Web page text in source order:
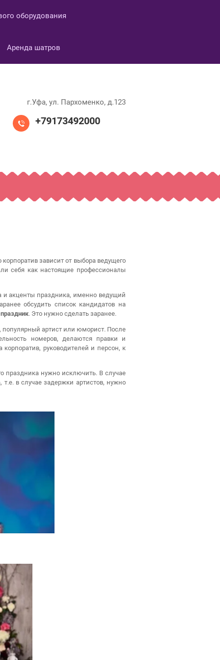
оборудования
Аренда шатров
г.Уфа, ул. Пархоменко, д.123
+79173492000
зависит от выбора ведущего
себя как настоящие профессионалы
и акценты праздника, именно ведущий
обсудить список кандидатов на
. Это нужно сделать заранее.
артист или юморист. После
номеров, делаются правки и
руководителей и персон, к
праздника нужно исключить. В случае
, т.е. в случае задержки артистов, нужно